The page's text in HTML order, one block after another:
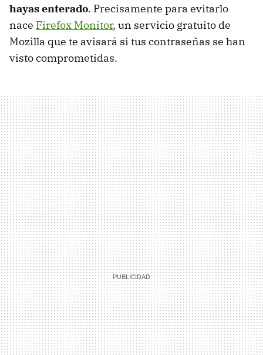
hayas enterado. Precisamente para evitarlo
nace Firefox Monitor, un servicio gratuito de
Mozilla que te avisará si tus contraseñas se han
visto comprometidas.